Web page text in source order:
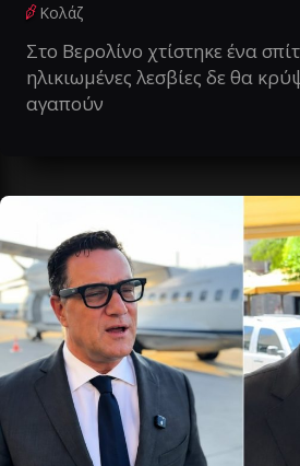
Κολάζ
Στο Βερολίνο χτίστηκε ένα
ηλικιωμένες λεσβίες δε θα
αγαπούν